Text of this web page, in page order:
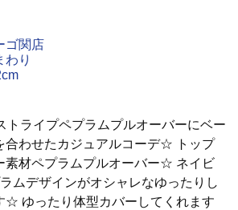
ゴ関店
わり
トライプペプラムプルオーバーにベー
合わせたカジュアルコーデ☆ トップ
素材ペプラムプルオーバー☆ ネイビ
ムデザインがオシャレなゆったりし
☆ ゆったり体型カバーしてくれます